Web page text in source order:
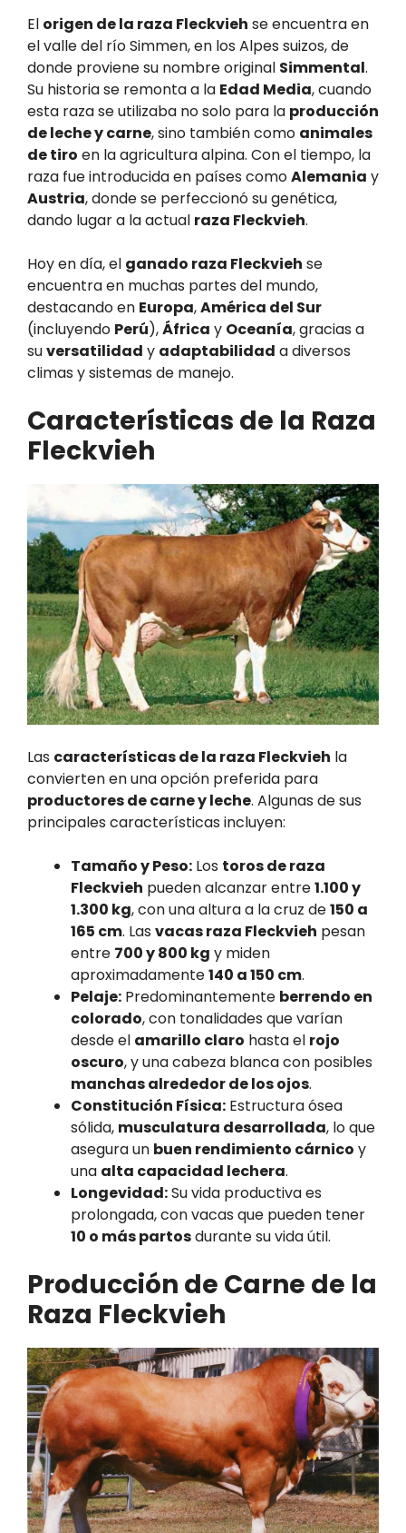
El origen de la raza Fleckvieh se encuentra en
el valle del río Simmen, en los Alpes suizos, de
donde proviene su nombre original Simmental.
Su historia se remonta a la Edad Media, cuando
esta raza se utilizaba no solo para la producción
de leche y carne, sino también como animales
de tiro en la agricultura alpina. Con el tiempo, la
raza fue introducida en países comoAlemania y
Austria, donde se perfeccionó su genética,
dando lugar a la actual raza Fleckvieh.
Hoy en día, el ganado raza Fleckvieh se
encuentra en muchas partes del mundo,
destacando en Europa,América del Sur
(incluyendo Perú),África y Oceanía, gracias a
suversatilidad y adaptabilidad a diversos
climas y sistemas de manejo.
Características de la Raza
Fleckvieh
Las características de la raza Fleckvieh la
convierten en una opción preferida para
productores de carne y leche. Algunas de sus
principales características incluyen:
Tamaño y Peso: Los toros de raza
Fleckvieh pueden alcanzar entre1.100 y
1.300 kg, con una altura a la cruz de150 a
165 cm. Las vacas raza Fleckvieh pesan
entre 700 y 800 kg y miden
aproximadamente140 a 150 cm.
Pelaje: Predominantemente berrendo en
colorado, con tonalidades que varían
desde el amarillo claro hasta el rojo
oscuro, y una cabeza blanca con posibles
manchas alrededor de los ojos.
Constitución Física: Estructura ósea
sólida, musculatura desarrollada, lo que
asegura un buen rendimiento cárnico y
una alta capacidad lechera.
Longevidad:Su vida productiva es
prolongada, con vacas que pueden tener
10 o más partosdurante su vida útil.
Producción de Carne de la
Raza Fleckvieh